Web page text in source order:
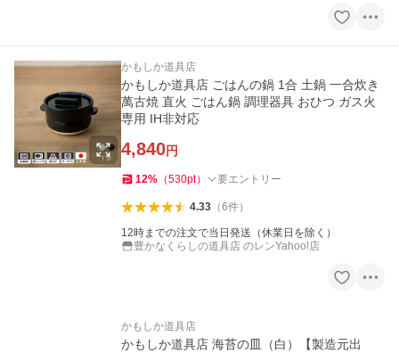
かもしか道具店
かもしか道具店 ごはんの鍋 1合 土鍋 一合炊き
萬古焼 直火 ごはん鍋 調理器具 おひつ ガス火
専用 IH非対応
4,840円
12% （530pt） 要エントリー
4.33（6件）
12時までの注文で当日発送（休業日を除く）
豊かなくらしの道具店 のレンYahoo!店
かもしか道具店
かもしか道具店 海苔の皿（白）【製造元出